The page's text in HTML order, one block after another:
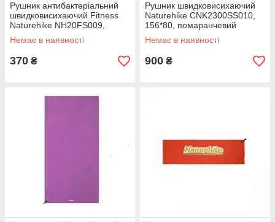
Рушник антибактеріальний
швидковисихаючий Fitness
Naturehike NH20FS009,
100*30, блакитне
Немає в наявності
370 ₴
Рушник швидковисихаючий
Naturehike CNK2300SS010,
156*80, помаранчевий
Немає в наявності
900 ₴